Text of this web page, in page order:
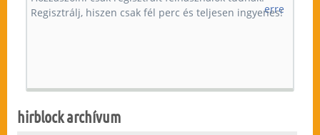
erre
hirblock archívum